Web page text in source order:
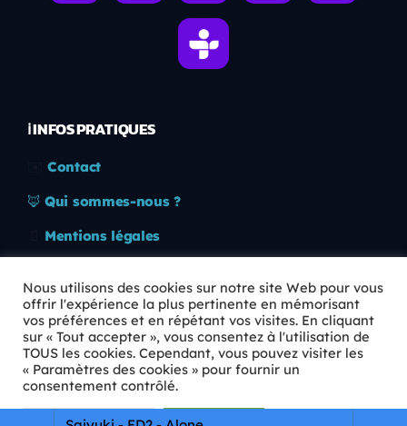
ℹ️ INFOS PRATIQUES
Contact
🦊 Qui sommes-nous ?
Mentions légales
🛡️ RGPD
Copyright © 2026 Animkids. Tous droits réservés.
Nous utilisons des cookies sur notre site Web pour vous
offrir l'expérience la plus pertinente en mémorisant
vos préférences et en répétant vos visites. En cliquant
sur « Tout accepter », vous consentez à l'utilisation de
TOUS les cookies. Cependant, vous pouvez visiter les
« Paramètres des cookies » pour fournir un
consentement contrôlé.
Paramètres Cookie Tout accepter